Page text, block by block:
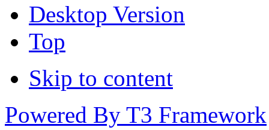
Desktop Version
Top
Skip to content
Powered By T3 Framework